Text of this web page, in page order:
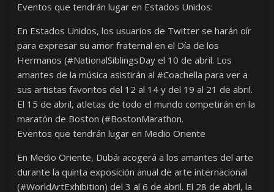
Eventos que tendrán lugar en Estados Unidos:
En Estados Unidos, los usuarios de Twitter se harán oír
para expresar su amor fraternal en el Día de los
Hermanos (#NationalSiblingsDay el 10 de abril. Los
amantes de la música asistirán al #Coachella para ver a
sus artistas favoritos del 12 al 14 y del 19 al 21 de abril.
El 15 de abril, atletas de todo el mundo competirán en la
maratón de Boston (#BostonMarathon.
Eventos que tendrán lugar en Medio Oriente
En Medio Oriente, Dubái acogerá a los amantes del arte
durante la quinta exposición anual de arte internacional
(#WorldArtExhibition) del 3 al 6 de abril. El 28 de abril, la